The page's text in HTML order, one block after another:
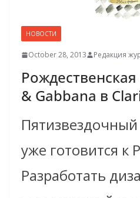
НОВОСТИ
October 28, 2013 Редакция
& Gabbana в
уже готовится к
Разработать